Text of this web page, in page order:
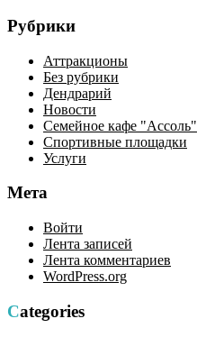
Рубрики
Аттракционы
Без рубрики
Дендрарий
Новости
Семейное кафе "Ассоль"
Спортивные площадки
Услуги
Мета
Войти
Лента записей
Лента комментариев
WordPress.org
Categories